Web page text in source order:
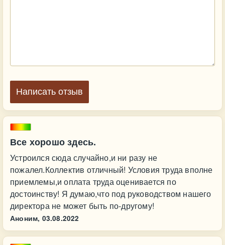
Все хорошо здесь.
Устроился сюда случайно,и ни разу не
пожалел.Коллектив отличный! Условия труда вполне
приемлемы,и оплата труда оценивается по
достоинству! Я думаю,что под руководством нашего
директора не может быть по-другому!
Аноним, 03.08.2022
Написать отзыв